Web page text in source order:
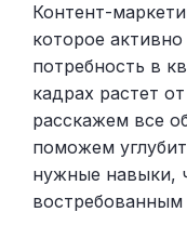
Контент-
которое
потребность в
кадрах растет
расскажем все
поможем
нужные навыки,